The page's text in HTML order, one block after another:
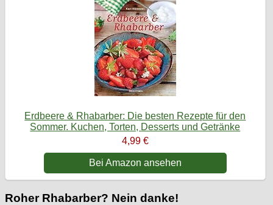
Erdbeere & Rhabarber: Die besten Rezepte für den
Sommer. Kuchen, Torten, Desserts und Getränke
4,99 €
Bei Amazon ansehen
Roher Rhabarber? Nein danke!